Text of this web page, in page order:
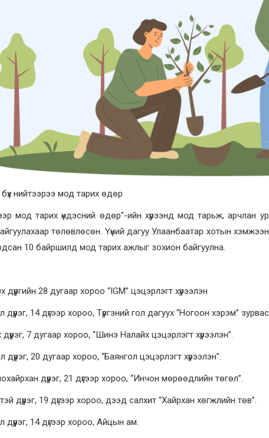
нийтээрээ мод тарих өдөр
мод тарих үндэсний өдөр”-ийн хүрээнд мод тарьж, арчлан
төлөвлөсөн. Үүний дагуу Улаанбаатар хотын
10 байршилд мод тарих ажлыг зохион байгуулна.
дүүргийн 28 дугаар хороо “IGM” цэцэрлэгт хүрээлэн
дүүрэг, 14 дүгээр хороо, Түргэний гол дагуух “Ногоон хэрэм”
7 дугаар хороо, “Шинэ Налайх цэцэрлэгт хүрээлэн”.
дүүрэг, 20 дугаар хороо, “Баянгол цэцэрлэгт хүрээлэн”.
дүүрэг, 21 дүгээр хороо, “Инчон мөрөөдлийн төгөл”.
дүүрэг, 19 дүгээр хороо, дээд салхит “Хайрхан хөгжлийн төв”.
дүүрэг, 14 дүгээр хороо, Айцын ам.